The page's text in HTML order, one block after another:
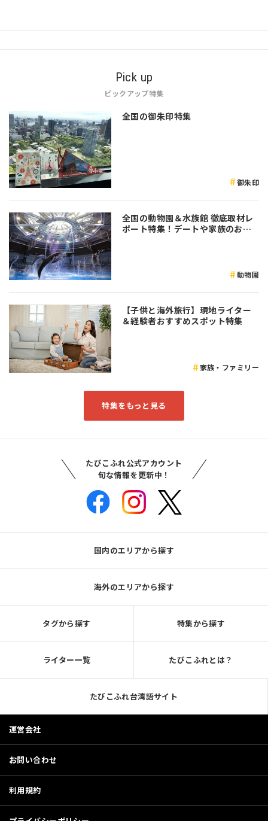
Pick up
ピックアップ特集
全国の御朱印特集
御朱印
全国の動物園＆水族館 徹底取材レ
ポート特集！デートや家族のおで
動物園
【子供と海外旅行】現地ライター
＆経験者おすすめスポット特集
家族・ファミリー
特集をもっと見る
たびこふれ公式アカウント
旬な情報を更新中！
国内のエリアから探す
海外のエリアから探す
タグから探す 特集から探す
ライター一覧 たびこふれとは？
たびこふれ台湾語サイト
運営会社
お問い合わせ
利用規約